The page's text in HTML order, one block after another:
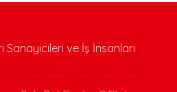
ve İş İnsanları